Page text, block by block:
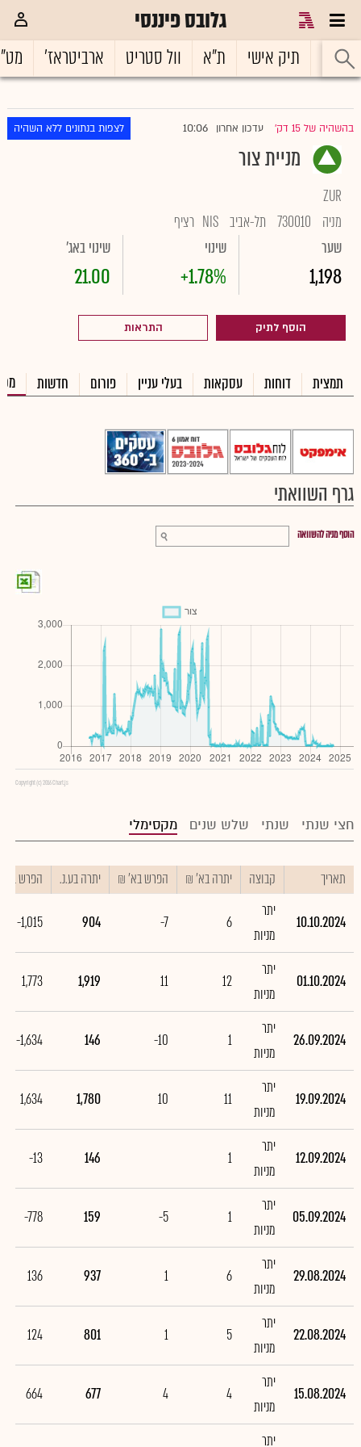
גלובס פיננסי
ראשי תיק אישי ת"א וול סטריט ארביטראז'
בהשהיה של 15 דק' עדכון אחרון 10:06 לצפות בנתונים ללא השהיה
מניית צור
ZUR
מניה
730010 תל-אביב NIS רציף
שער
1,198
שינוי
+1.78%
שינוי באג'
21.00
הוסף לתיק התראות
תמצית דוחות עסקאות בעלי עניין פורום חדשות
גרף השוואתי
הוסף מניה להשוואה
Copyright (c) 2016 Chart.js
חצי שנתי שנתי שלש שנים מקסימלי
תאריך קבוצה יתרה בא' ₪ הפרש בא' ₪ יתרה בע.נ. הפרש
10.10.2024
יתר
מניות
6
-7
904
-1,015
01.10.2024
יתר
מניות
12
11
1,919
1,773
26.09.2024
יתר
מניות
1
-10
146
-1,634
19.09.2024
יתר
מניות
11
10
1,780
1,634
12.09.2024
יתר
מניות
1
146
-13
05.09.2024
יתר
מניות
1
-5
159
-778
29.08.2024
יתר
מניות
6
1
937
136
22.08.2024
יתר
מניות
5
1
801
124
15.08.2024
יתר
מניות
4
4
677
664
יתר